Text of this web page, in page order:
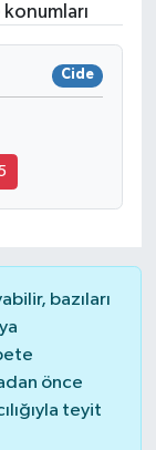
Cide
bazıları
önce
teyit